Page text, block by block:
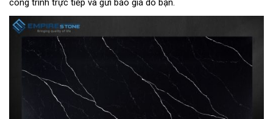
công trình trực tiếp và gửi bảo giá do bạn.